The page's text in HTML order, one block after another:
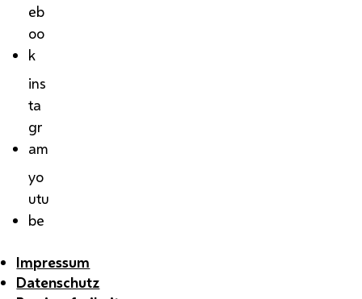
eb
oo
k
ins
ta
gr
am
yo
utu
be
Impressum
Datenschutz